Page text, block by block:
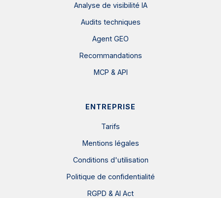
Analyse de visibilité IA
Audits techniques
Agent GEO
Recommandations
MCP & API
ENTREPRISE
Tarifs
Mentions légales
Conditions d'utilisation
Politique de confidentialité
RGPD & AI Act